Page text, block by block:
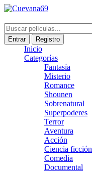
Entrar Registro
Inicio
Categorías
Fantasía
Misterio
Romance
Shounen
Sobrenatural
Superpoderes
Terror
Aventura
Acción
Ciencia ficción
Comedia
Documental